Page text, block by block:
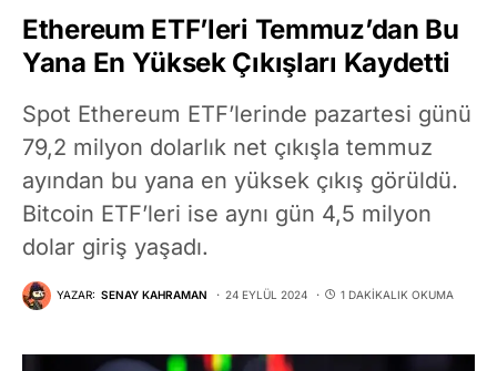
Ethereum ETF’leri Temmuz’dan Bu
Yana En Yüksek Çıkışları Kaydetti
Spot Ethereum ETF’lerinde pazartesi günü
79,2 milyon dolarlık net çıkışla temmuz
ayından bu yana en yüksek çıkış görüldü.
Bitcoin ETF’leri ise aynı gün 4,5 milyon
dolar giriş yaşadı.
YAZAR: SENAY KAHRAMAN 24 EYLÜL 2024 1 DAKIKALIK OKUMA